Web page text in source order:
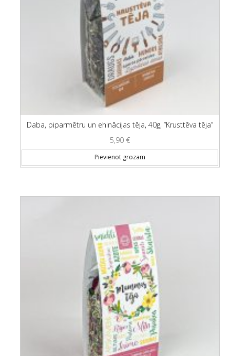
Daba, piparmētru un ehinācijas tēja, 40g, “Krusttēva tēja”
5,90 €
Pievienot grozam